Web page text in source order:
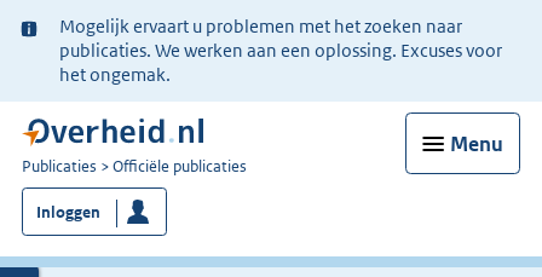
Ter
informatie:
Mogelijk ervaart u problemen met het zoeken naar
publicaties. We werken aan een oplossing. Excuses voor
het ongemak.
Menu
U
bent
nu
hier:
Publicaties Officiële publicaties
Inloggen